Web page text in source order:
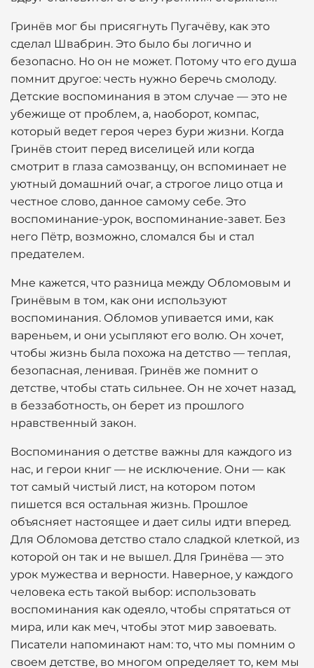
Гринёв мог бы присягнуть Пугачёву, как это
сделал Швабрин. Это было бы логично и
безопасно. Но он не может. Потому что его душа
помнит другое: честь нужно беречь смолоду.
Детские воспоминания в этом случае — это не
убежище от проблем, а, наоборот, компас,
который ведет героя через бури жизни. Когда
Гринёв стоит перед виселицей или когда
смотрит в глаза самозванцу, он вспоминает не
уютный домашний очаг, а строгое лицо отца и
честное слово, данное самому себе. Это
воспоминание-урок, воспоминание-завет. Без
него Пётр, возможно, сломался бы и стал
предателем.
Мне кажется, что разница между Обломовым и
Гринёвым в том, как они используют
воспоминания. Обломов упивается ими, как
вареньем, и они усыпляют его волю. Он хочет,
чтобы жизнь была похожа на детство — теплая,
безопасная, ленивая. Гринёв же помнит о
детстве, чтобы стать сильнее. Он не хочет назад,
в беззаботность, он берет из прошлого
нравственный закон.
Воспоминания о детстве важны для каждого из
нас, и герои книг — не исключение. Они — как
тот самый чистый лист, на котором потом
пишется вся остальная жизнь. Прошлое
объясняет настоящее и дает силы идти вперед.
Для Обломова детство стало сладкой клеткой, из
которой он так и не вышел. Для Гринёва — это
урок мужества и верности. Наверное, у каждого
человека есть такой выбор: использовать
воспоминания как одеяло, чтобы спрятаться от
мира, или как меч, чтобы этот мир завоевать.
Писатели напоминают нам: то, что мы помним о
своем детстве, во многом определяет то, кем мы